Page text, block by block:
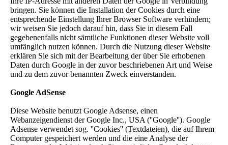
bringen. Sie können die Installation der Cookies durch eine
entsprechende Einstellung Ihrer Browser Software verhindern;
wir weisen Sie jedoch darauf hin, dass Sie in diesem Fall
gegebenenfalls nicht sämtliche Funktionen dieser Website voll
umfänglich nutzen können. Durch die Nutzung dieser Website
erklären Sie sich mit der Bearbeitung der über Sie erhobenen
Daten durch Google in der zuvor beschriebenen Art und Weise
und zu dem zuvor benannten Zweck einverstanden.
Google AdSense
Diese Website benutzt Google Adsense, einen
Webanzeigendienst der Google Inc., USA (''Google''). Google
Adsense verwendet sog. ''Cookies'' (Textdateien), die auf Ihrem
Computer gespeichert werden und die eine Analyse der